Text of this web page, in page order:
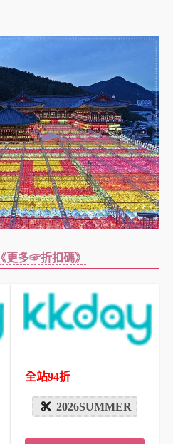
《更多☞折扣碼》
全站94折
2026SUMMER